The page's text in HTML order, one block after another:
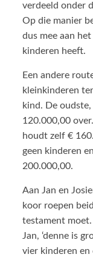
verdeeld onder
Op die manier
dus mee aan
kinderen heeft.
Een andere
kleinkinderen
kind. De
120.000,00
houdt zelf €
geen kinderen
200.000,00.
Aan Jan en
koor roepen
testament moet.
Jan, ‘denne is
vier kinderen en